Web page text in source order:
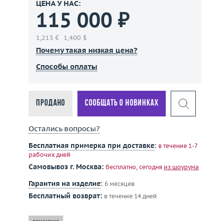
ЦЕНА У НАС:
115 000 ₽
1,213 € 1,400 $
Почему такая низкая цена?
Способы оплаты
Продано Сообщать о новинках
Остались вопросы?
Бесплатная примерка при доставке: в течение 1-7
рабочих дней
Самовывоз г. Москва: бесплатно, сегодня из шоурума
Гарантия на изделие: 6 месяцев
Бесплатный возврат: в течение 14 дней